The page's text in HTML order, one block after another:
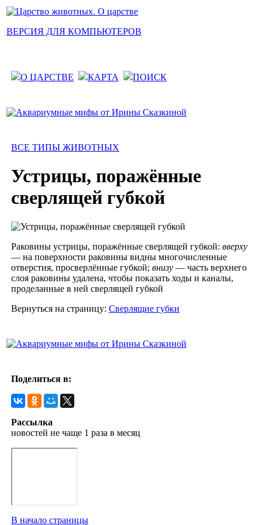
ВЕРСИЯ ДЛЯ КОМПЬЮТЕРОВ
О ЦАРСТВЕ КАРТА ПОИСК
ВСЕ ТИПЫ ЖИВОТНЫХ
Устрицы, поражённые
сверлящей губкой
Раковины устрицы, поражённые сверлящей губкой: вверху
— на поверхности раковины видны многочисленные
отверстия, просверлённые губкой; внизу — часть верхнего
слоя раковины удалена, чтобы показать ходы и каналы,
проделанные в ней сверлящей губкой
Вернуться на страницу: Сверлящие губки
Поделиться в:
Рассылка
новостей не чаще 1 раза в месяц
В начало страницы